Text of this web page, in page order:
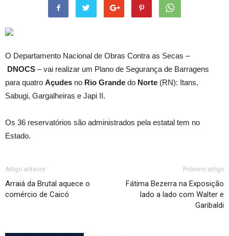
O Departamento Nacional de Obras Contra as Secas –
DNOCS – vai realizar um Plano de Segurança de Barragens
para quatro Açudes no Rio Grande do Norte (RN): Itans,
Sabugi, Gargalheiras e Japi II.
Os 36 reservatórios são administrados pela estatal tem no
Estado.
Artigo anterior
Arraiá da Brutal aquece o
comércio de Caicó
Próximo artigo
Fátima Bezerra na Exposição
lado a lado com Walter e
Garibaldi